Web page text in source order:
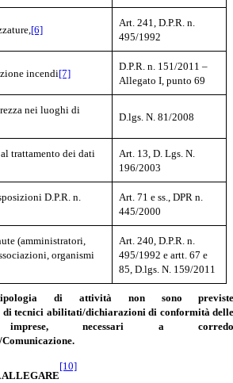
[6]
Art. 241, D.P.R. n.
495/1992
incendi[7]
D.P.R. n. 151/2011 –
Allegato I, punto 69
nei luoghi di
D.lgs. N. 81/2008
trattamento dei dati
Art. 13, D. Lgs. N.
196/2003
D.P.R. n.
Art. 71 e ss., DPR n.
445/2000
(amministratori,
organismi
Art. 240, D.P.R. n.
495/1992 e artt.67 e
85, D.lgs. N. 159/2011
di attività non sono
di tecnici abilitati/dichiarazioni di conformità
necessari a
ALLEGARE
[10]